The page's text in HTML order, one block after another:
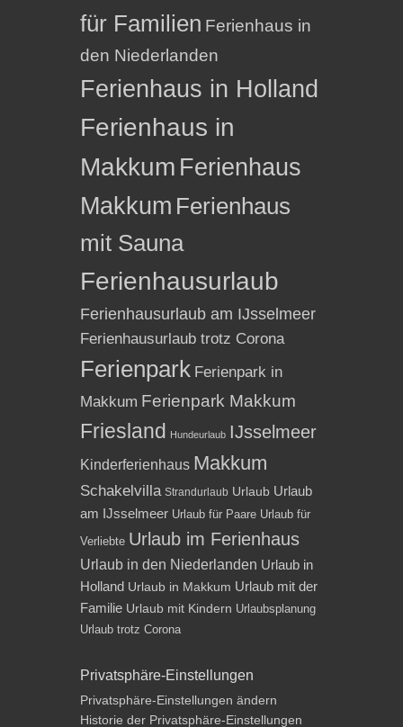
für Familien Ferienhaus in
den Niederlanden
Ferienhaus in Holland
Ferienhaus in
Makkum Ferienhaus
Makkum Ferienhaus
mit Sauna
Ferienhausurlaub
Ferienhausurlaub am IJsselmeer
Ferienhausurlaub trotz Corona
Ferienpark Ferienpark in
Makkum Ferienpark Makkum
Friesland Hundeurlaub IJsselmeer
Kinderferienhaus Makkum
Schakelvilla Strandurlaub Urlaub Urlaub
am IJsselmeer Urlaub für Paare Urlaub für
Verliebte Urlaub im Ferienhaus
Urlaub in den Niederlanden Urlaub in
Holland Urlaub in Makkum Urlaub mit der
Familie Urlaub mit Kindern Urlaubsplanung
Urlaub trotz Corona
Privatsphäre-Einstellungen
Privatsphäre-Einstellungen ändern
Historie der Privatsphäre-Einstellungen